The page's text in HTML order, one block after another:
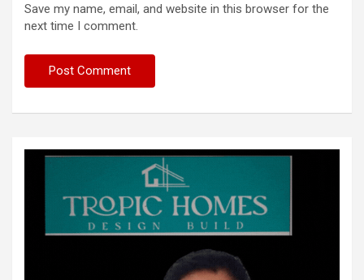
Save my name, email, and website in this browser for the
next time I comment.